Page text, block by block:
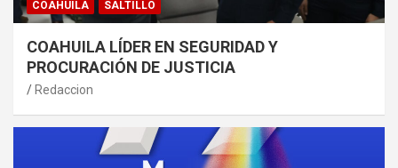
COAHUILA SALTILLO
COAHUILA LÍDER EN SEGURIDAD Y
PROCURACIÓN DE JUSTICIA
Redaccion